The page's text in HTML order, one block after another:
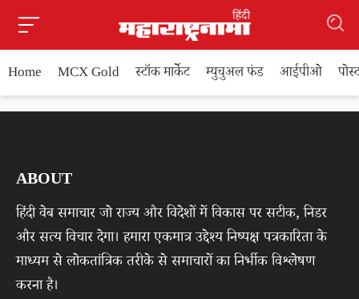
Home MCX Gold स्टॉक मार्केट म्युचुअल फंड आईपीओ
ABOUT
हिंदी वेब समाचार जो राज्य और विदेशों में विकास पर सटीक, निडर
और सत्य विचार देगा। हमारा एकमात्र उद्देश्य निष्पक्ष पत्रकारिता के
माध्यम से लोकतांत्रिक तरीके से समाचारों का निर्भीक विश्लेषण
करना है।